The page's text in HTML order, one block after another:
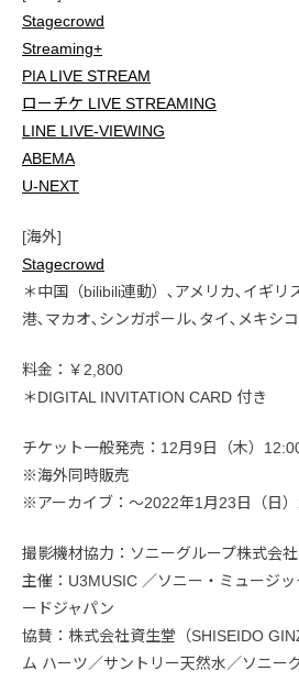
Stagecrowd
Streaming+
PIA LIVE STREAM
ローチケ LIVE STREAMING
LINE LIVE-VIEWING
ABEMA
U-NEXT
[海外]
Stagecrowd
＊中国（bilibili連動）､アメリカ､イギリ
港､マカオ､シンガポール､タイ､メキシ
料金：￥2,800
＊DIGITAL INVITATION CARD 付き
チケット一般発売：12月9日（木）
※海外同時販売
※アーカイブ：～2022年1月23日（日
撮影機材協力：ソニーグループ株式会社
主催：U3MUSIC ／ソニー・ミュージ
ードジャパン
協賛：株式会社資生堂（SHISEIDO
ム ハーツ／サントリー天然水／ソニー